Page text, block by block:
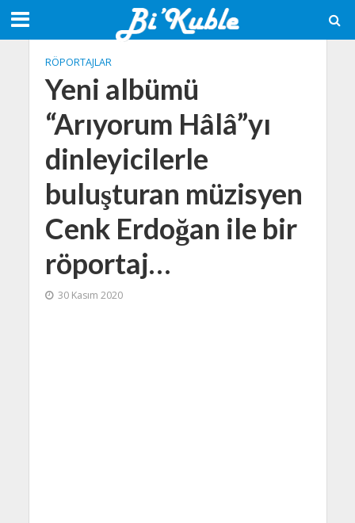
RÖPORTAJLAR
Yeni albümü
“Arıyorum Hâlâ”yı
dinleyicilerle
buluşturan müzisyen
Cenk Erdoğan ile bir
röportaj…
30 Kasım 2020